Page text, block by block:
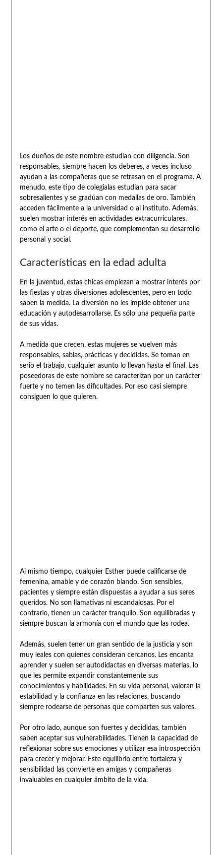
Los dueños de este nombre estudian con diligencia. Son
responsables, siempre hacen los deberes, a veces incluso
ayudan a las compañeras que se retrasan en el programa. A
menudo, este tipo de colegialas estudian para sacar
sobresalientes y se gradúan con medallas de oro. También
acceden fácilmente a la universidad o al instituto. Además,
suelen mostrar interés en actividades extracurriculares,
como el arte o el deporte, que complementan su desarrollo
personal y social.
Características en la edad adulta
En la juventud, estas chicas empiezan a mostrar interés por
las fiestas y otras diversiones adolescentes, pero en todo
saben la medida. La diversión no les impide obtener una
educación y autodesarrollarse. Es sólo una pequeña parte
de sus vidas.
A medida que crecen, estas mujeres se vuelven más
responsables, sabias, prácticas y decididas. Se toman en
serio el trabajo, cualquier asunto lo llevan hasta el final. Las
poseedoras de este nombre se caracterizan por un carácter
fuerte y no temen las dificultades. Por eso casi siempre
consiguen lo que quieren.
Al mismo tiempo, cualquier Esther puede calificarse de
femenina, amable y de corazón blando. Son sensibles,
pacientes y siempre están dispuestas a ayudar a sus seres
queridos. No son llamativas ni escandalosas. Por el
contrario, tienen un carácter tranquilo. Son equilibradas y
siempre buscan la armonía con el mundo que las rodea.
Además, suelen tener un gran sentido de la justicia y son
muy leales con quienes consideran cercanos. Les encanta
aprender y suelen ser autodidactas en diversas materias, lo
que les permite expandir constantemente sus
conocimientos y habilidades. En su vida personal, valoran la
estabilidad y la confianza en las relaciones, buscando
siempre rodearse de personas que comparten sus valores.
Por otro lado, aunque son fuertes y decididas, también
saben aceptar sus vulnerabilidades. Tienen la capacidad de
reflexionar sobre sus emociones y utilizar esa introspección
para crecer y mejorar. Este equilibrio entre fortaleza y
sensibilidad las convierte en amigas y compañeras
invaluables en cualquier ámbito de la vida.